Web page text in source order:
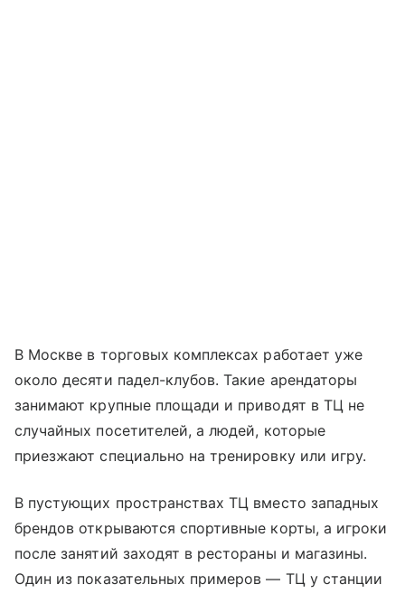
В Москве в торговых комплексах работает уже
около десяти падел-клубов. Такие арендаторы
занимают крупные площади и приводят в ТЦ не
случайных посетителей, а людей, которые
приезжают специально на тренировку или игру.
В пустующих пространствах ТЦ вместо западных
брендов открываются спортивные корты, а игроки
после занятий заходят в рестораны и магазины.
Один из показательных примеров — ТЦ у станции